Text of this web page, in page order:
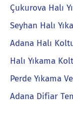
Çukurova Halı
Seyhan Halı
Adana Halı
Halı Yıkama
Perde Yıkama
Adana Difiar